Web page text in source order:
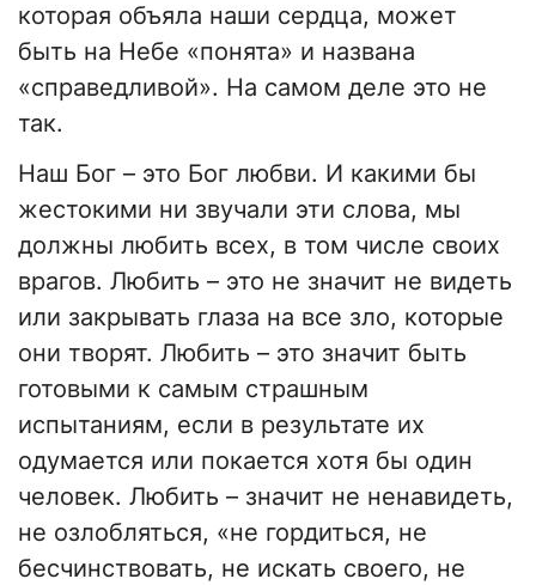
которая объяла наши сердца, может
быть на Небе «понята» и названа
«справедливой». На самом деле это не
так.
Наш Бог – это Бог любви. И какими бы
жестокими ни звучали эти слова, мы
должны любить всех, в том числе своих
врагов. Любить – это не значит не видеть
или закрывать глаза на все зло, которые
они творят. Любить – это значит быть
готовыми к самым страшным
испытаниям, если в результате их
одумается или покается хотя бы один
человек. Любить – значит не ненавидеть,
не озлобляться, «не гордиться, не
бесчинствовать, не искать своего, не